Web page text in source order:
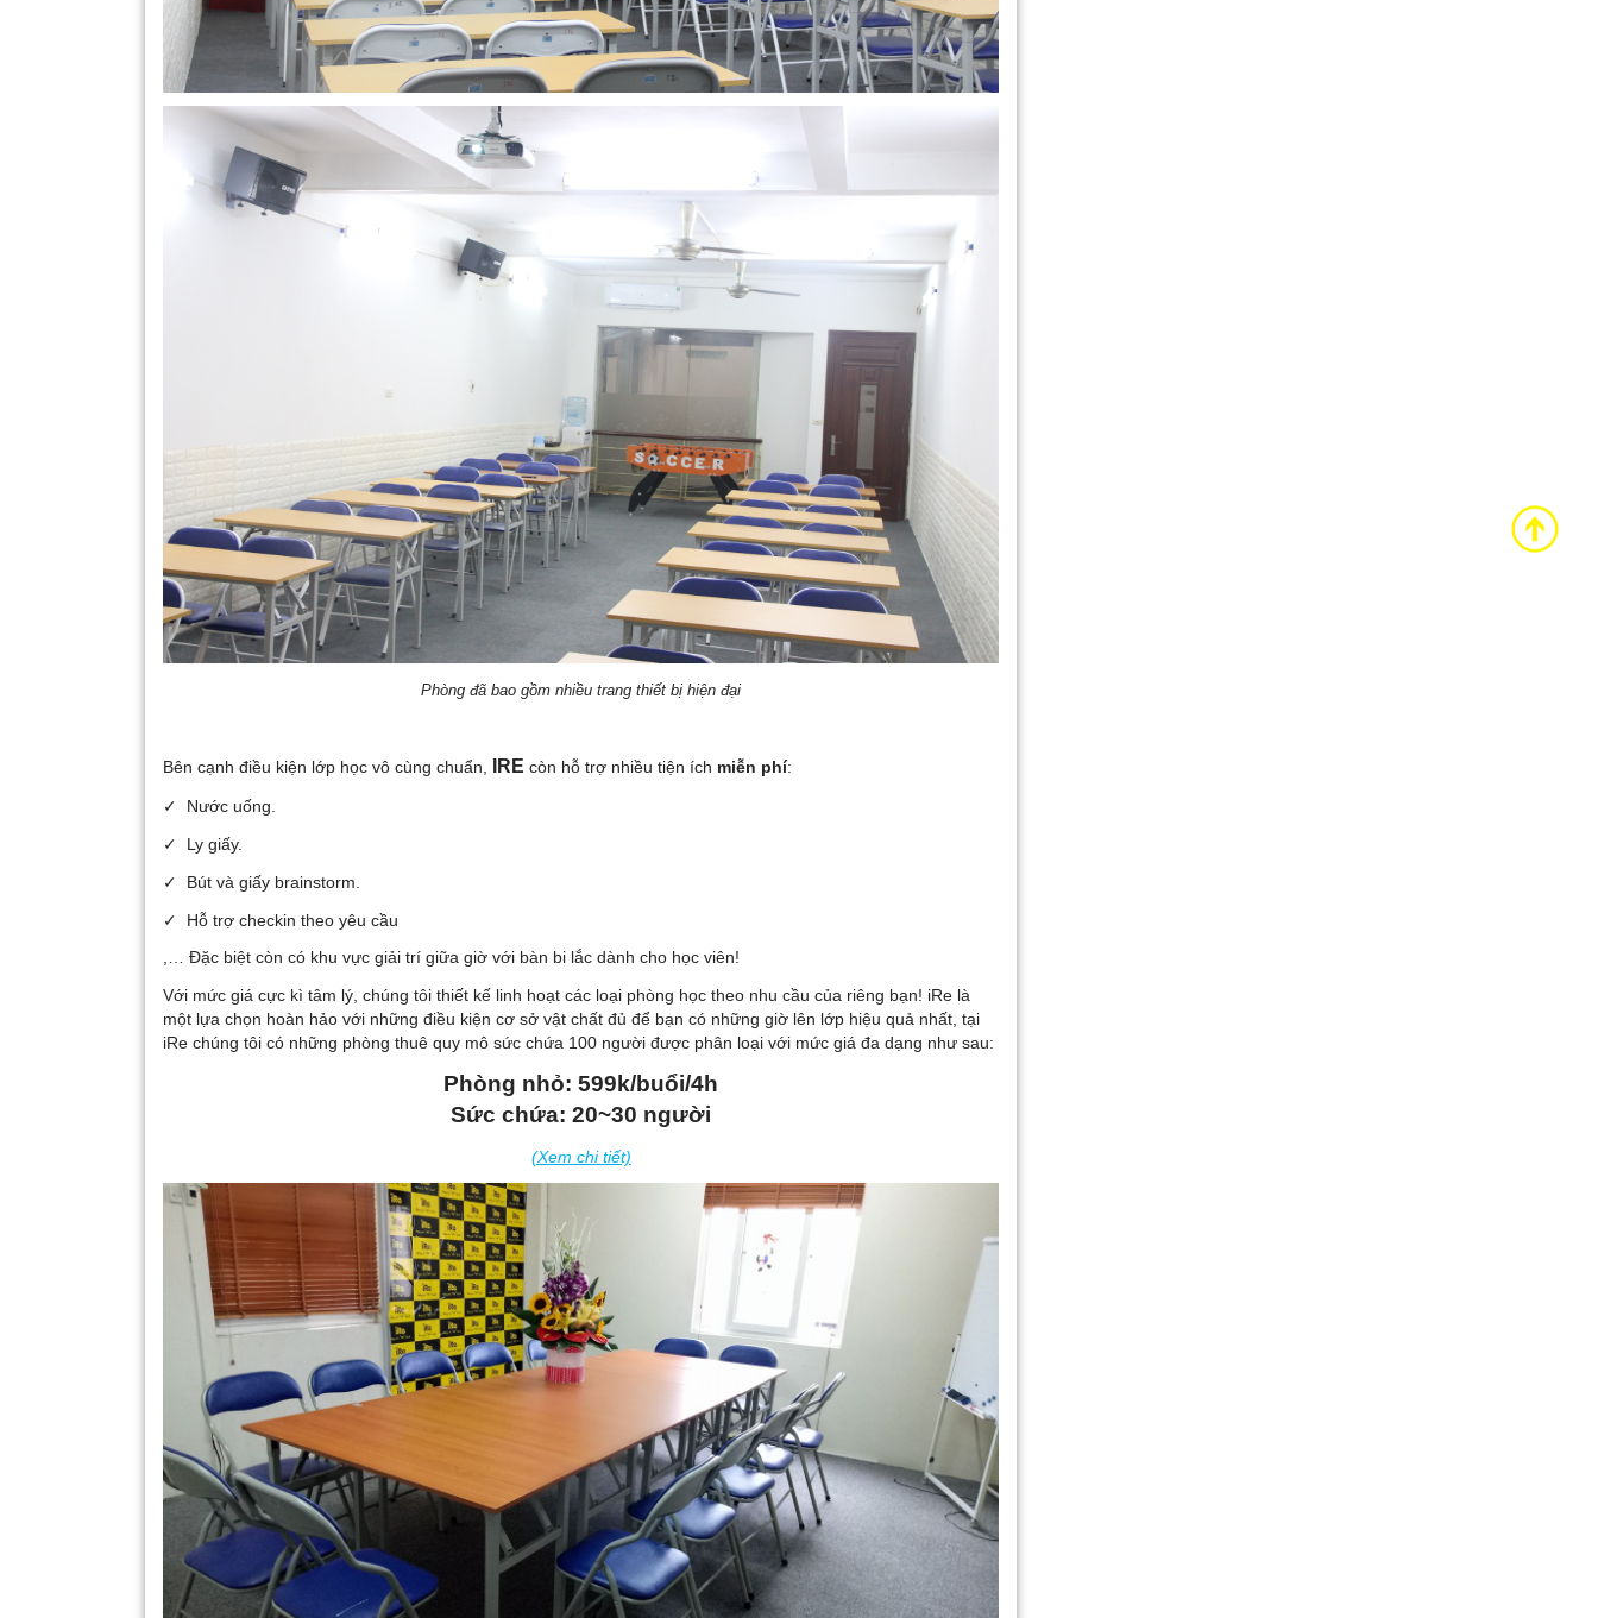
Phòng đã bao gồm nhiều trang thiết bị hiện đại
Bên cạnh điều kiện lớp học vô cùng chuẩn, IRE còn hỗ trợ nhiều tiện ích miễn phí:
✓ Nước uống.
✓ Ly giấy.
✓ Bút và giấy brainstorm.
✓ Hỗ trợ checkin theo yêu cầu
,… Đặc biệt còn có khu vực giải trí giữa giờ với bàn bi lắc dành cho học viên!
Với mức giá cực kì tâm lý, chúng tôi thiết kế linh hoạt các loại phòng học theo nhu cầu của riêng bạn! iRe là
một lựa chọn hoàn hảo với những điều kiện cơ sở vật chất đủ để bạn có những giờ lên lớp hiệu quả nhất, tại
iRe chúng tôi có những phòng thuê quy mô sức chứa 100 người được phân loại với mức giá đa dạng như sau:
Phòng nhỏ: 599k/buổi/4h
Sức chứa: 20~30 người
(Xem chi tiết)